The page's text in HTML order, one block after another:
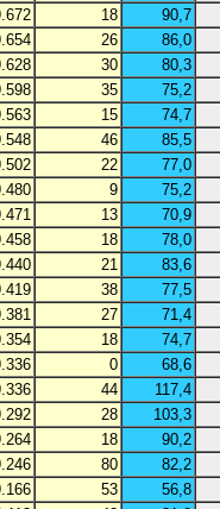
18
90,7
26
86,0
30
80,3
35
75,2
15
74,7
46
85,5
22
77,0
9
75,2
13
70,9
18
78,0
21
83,6
38
77,5
27
71,4
18
74,7
0
68,6
44
117,4
28
103,3
18
90,2
80
82,2
53
56,8